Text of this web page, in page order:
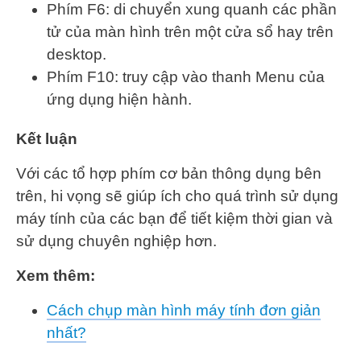
Phím F6: di chuyển xung quanh các phần
tử của màn hình trên một cửa sổ hay trên
desktop.
Phím F10: truy cập vào thanh Menu của
ứng dụng hiện hành.
Kết luận
Với các tổ hợp phím cơ bản thông dụng bên
trên, hi vọng sẽ giúp ích cho quá trình sử dụng
máy tính của các bạn để tiết kiệm thời gian và
sử dụng chuyên nghiệp hơn.
Xem thêm:
Cách chụp màn hình máy tính đơn giản
nhất?